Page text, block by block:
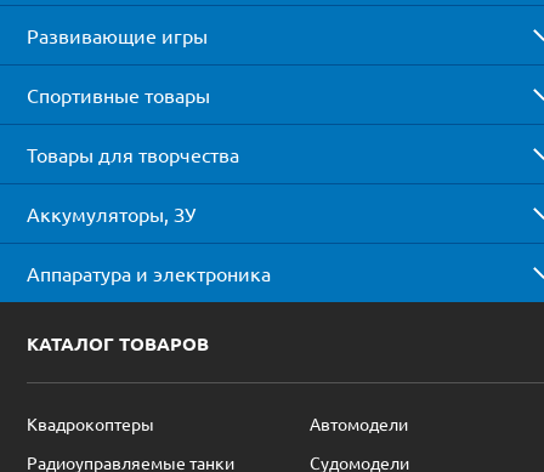
Развивающие игры
Спортивные товары
Товары для творчества
Аккумуляторы, ЗУ
Аппаратура и электроника
КАТАЛОГ ТОВАРОВ
Квадрокоптеры
Автомодели
Радиоуправляемые танки
Судомодели